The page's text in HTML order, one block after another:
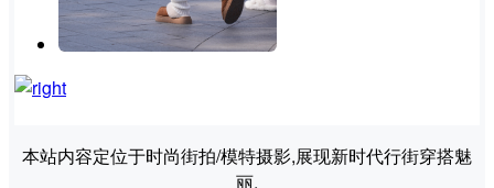
本站内容定位于时尚街拍/模特摄影,展现新时代行街穿搭魅
丽.